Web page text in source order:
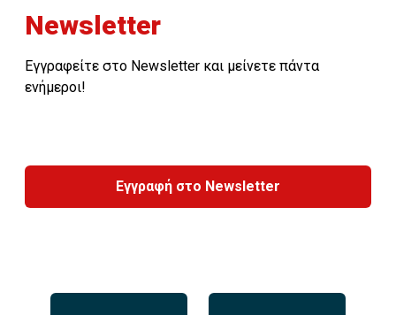
Newsletter
Εγγραφείτε στο Newsletter και μείνετε πάντα
ενήμεροι!
Εγγραφή στο Newsletter